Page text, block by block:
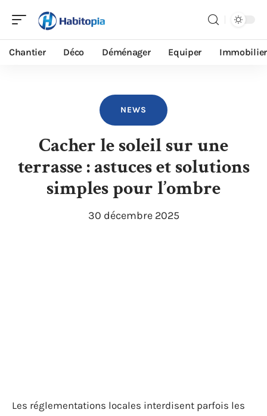
Chantier Déco Déménager Equiper Immobilier
NEWS
Cacher le soleil sur une
terrasse : astuces et solutions
simples pour l’ombre
30 décembre 2025
Les réglementations locales interdisent parfois les